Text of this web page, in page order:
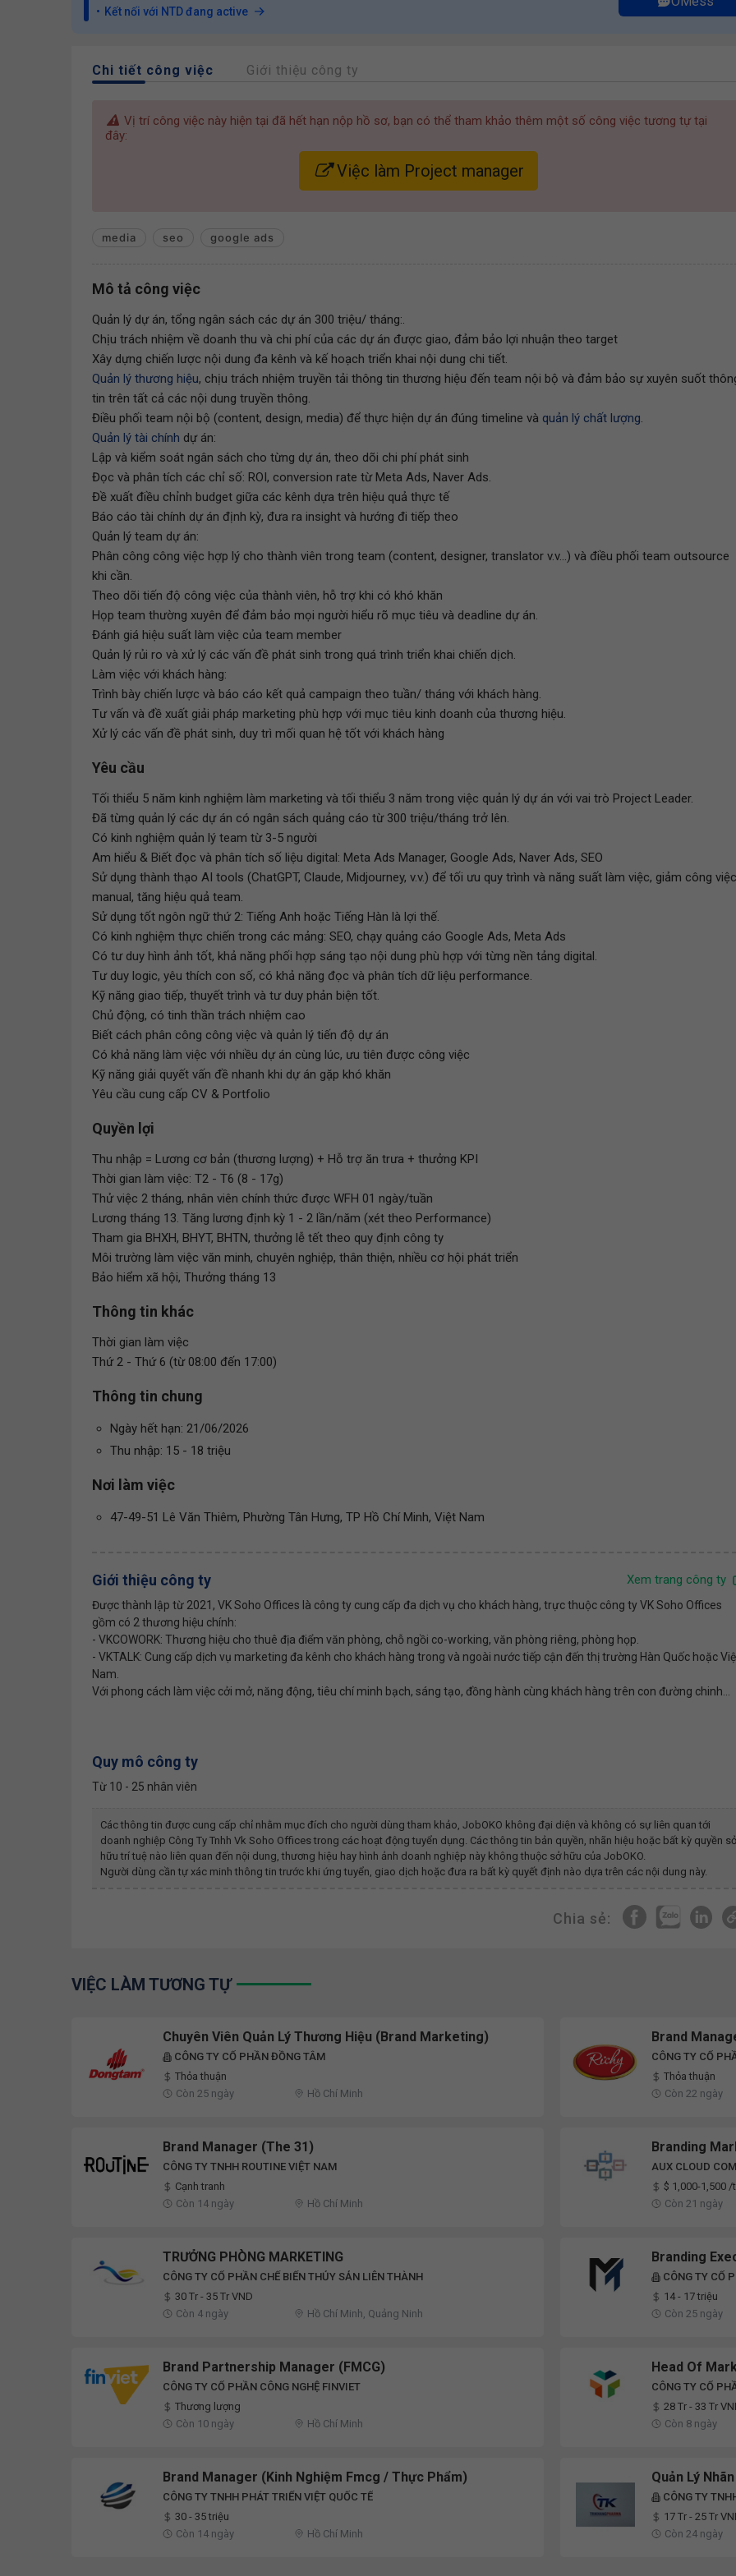
Kết nối với NTD đang active
Chi tiết công việc Giới thiệu công ty
Vị trí công việc này hiện tại đã hết hạn nộp hồ sơ, bạn có thể tham khảo thêm một số công việc tương tự tại
đây:
Việc làm Project manager
media seo google ads
Mô tả công việc
Quản lý dự án, tổng ngân sách các dự án 300 triệu/ tháng:.
Chịu trách nhiệm về doanh thu và chi phí của các dự án được giao, đảm bảo lợi nhuận theo target
Xây dựng chiến lược nội dung đa kênh và kế hoạch triển khai nội dung chi tiết.
Quản lý thương hiệu, chịu trách nhiệm truyền tải thông tin thương hiệu đến team nội bộ và đảm bảo sự xuyên suốt
tin trên tất cả các nội dung truyền thông.
Điều phối team nội bộ (content, design, media) để thực hiện dự án đúng timeline và quản lý chất lượng.
Quản lý tài chính dự án:
Lập và kiểm soát ngân sách cho từng dự án, theo dõi chi phí phát sinh
Đọc và phân tích các chỉ số: ROI, conversion rate từ Meta Ads, Naver Ads.
Đề xuất điều chỉnh budget giữa các kênh dựa trên hiệu quả thực tế
Báo cáo tài chính dự án định kỳ, đưa ra insight và hướng đi tiếp theo
Quản lý team dự án:
Phân công công việc hợp lý cho thành viên trong team (content, designer, translator v.v...) và điều phối team outsource
khi cần.
Theo dõi tiến độ công việc của thành viên, hỗ trợ khi có khó khăn
Họp team thường xuyên để đảm bảo mọi người hiểu rõ mục tiêu và deadline dự án.
Đánh giá hiệu suất làm việc của team member
Quản lý rủi ro và xử lý các vấn đề phát sinh trong quá trình triển khai chiến dịch.
Làm việc với khách hàng:
Trình bày chiến lược và báo cáo kết quả campaign theo tuần/ tháng với khách hàng.
Tư vấn và đề xuất giải pháp marketing phù hợp với mục tiêu kinh doanh của thương hiệu.
Xử lý các vấn đề phát sinh, duy trì mối quan hệ tốt với khách hàng
Yêu cầu
Tối thiểu 5 năm kinh nghiệm làm marketing và tối thiểu 3 năm trong việc quản lý dự án với vai trò Project Leader.
Đã từng quản lý các dự án có ngân sách quảng cáo từ 300 triệu/tháng trở lên.
Có kinh nghiệm quản lý team từ 3-5 người
Am hiểu & Biết đọc và phân tích số liệu digital: Meta Ads Manager, Google Ads, Naver Ads, SEO
Sử dụng thành thạo AI tools (ChatGPT, Claude, Midjourney, v.v.) để tối ưu quy trình và năng suất làm việc, giảm công việc
manual, tăng hiệu quả team.
Sử dụng tốt ngôn ngữ thứ 2: Tiếng Anh hoặc Tiếng Hàn là lợi thế.
Có kinh nghiệm thực chiến trong các mảng: SEO, chạy quảng cáo Google Ads, Meta Ads
Có tư duy hình ảnh tốt, khả năng phối hợp sáng tạo nội dung phù hợp với từng nền tảng digital.
Tư duy logic, yêu thích con số, có khả năng đọc và phân tích dữ liệu performance.
Kỹ năng giao tiếp, thuyết trình và tư duy phản biện tốt.
Chủ động, có tinh thần trách nhiệm cao
Biết cách phân công công việc và quản lý tiến độ dự án
Có khả năng làm việc với nhiều dự án cùng lúc, ưu tiên được công việc
Kỹ năng giải quyết vấn đề nhanh khi dự án gặp khó khăn
Yêu cầu cung cấp CV & Portfolio
Quyền lợi
Thu nhập = Lương cơ bản (thương lượng) + Hỗ trợ ăn trưa + thưởng KPI
Thời gian làm việc: T2 - T6 (8 - 17g)
Thử việc 2 tháng, nhân viên chính thức được WFH 01 ngày/tuần
Lương tháng 13. Tăng lương định kỳ 1 - 2 lần/năm (xét theo Performance)
Tham gia BHXH, BHYT, BHTN, thưởng lễ tết theo quy định công ty
Môi trường làm việc văn minh, chuyên nghiệp, thân thiện, nhiều cơ hội phát triển
Bảo hiểm xã hội, Thưởng tháng 13
Thông tin khác
Thời gian làm việc
Thứ 2 - Thứ 6 (từ 08:00 đến 17:00)
Thông tin chung
Ngày hết hạn: 21/06/2026
Thu nhập: 15 - 18 triệu
Nơi làm việc
47-49-51 Lê Văn Thiêm, Phường Tân Hưng, TP Hồ Chí Minh, Việt Nam
Giới thiệu công ty Xem trang công ty
Được thành lập từ 2021, VK Soho Offices là công ty cung cấp đa dịch vụ cho khách hàng, trực thuộc công ty VK Soho Offices
gồm có 2 thương hiệu chính:
- VKCOWORK: Thương hiệu cho thuê địa điểm văn phòng, chỗ ngồi co-working, văn phòng riêng, phòng họp.
- VKTALK: Cung cấp dịch vụ marketing đa kênh cho khách hàng trong và ngoài nước tiếp cận đến thị trường Hàn Quốc hoặc
Nam.
Với phong cách làm việc cởi mở, năng động, tiêu chí minh bạch, sáng tạo, đồng hành cùng khách hàng trên con đường chinh...
Quy mô công ty
Từ 10 - 25 nhân viên
Các thông tin được cung cấp chỉ nhằm mục đích cho người dùng tham khảo, JobOKO không đại diện và không có sự liên quan tới
doanh nghiệp Công Ty Tnhh Vk Soho Officestrong các hoạt động tuyển dụng. Các thông tin bản quyền, nhãn hiệu hoặc bất kỳ quyền sở
hữu trí tuệ nào liên quan đến nội dung, thương hiệu hay hình ảnh doanh nghiệp này không thuộc sở hữu của JobOKO.
Người dùng cần tự xác minh thông tin trước khi ứng tuyển, giao dịch hoặc đưa ra bất kỳ quyết định nào dựa trên các nội dung này.
Chia sẻ:
VIỆC LÀM TƯƠNG TỰ
Chuyên Viên Quản Lý Thương Hiệu (Brand Marketing)
CÔNG TY CỔ PHẦN ĐỒNG TÂM
Thỏa thuận
Còn 25 ngày
Hồ Chí Minh
Brand
CÔNG TY CỔ
Thỏa thuận
Còn 22 ngày
Brand Manager (The 31)
CÔNG TY TNHH ROUTINE VIỆT NAM
Cạnh tranh
Còn 14 ngày
Hồ Chí Minh
Branding
AUX CLOUD
$ 1,000-1,500
Còn 21 ngày
TRƯỞNG PHÒNG MARKETING
CÔNG TY CỔ PHẦN CHẾ BIẾN THỦY SẢN LIÊN THÀNH
30 Tr - 35 Tr VND
Còn 4 ngày
Hồ Chí Minh, Quảng Ninh
Branding
CÔNG TY CỔ
14 - 17 triệu
Còn 25 ngày
Brand Partnership Manager (FMCG)
CÔNG TY CỔ PHẦN CÔNG NGHỆ FINVIET
Thương lượng
Còn 10 ngày
Hồ Chí Minh
Head Of
CÔNG TY CỔ
28 Tr - 33 Tr
Còn 8 ngày
Brand Manager (Kinh Nghiệm Fmcg / Thực Phẩm)
CÔNG TY TNHH PHÁT TRIỂN VIỆT QUỐC TẾ
30 - 35 triệu
Còn 14 ngày
Hồ Chí Minh
Quản Lý
CÔNG TY
17 Tr - 25 Tr
Còn 24 ngày